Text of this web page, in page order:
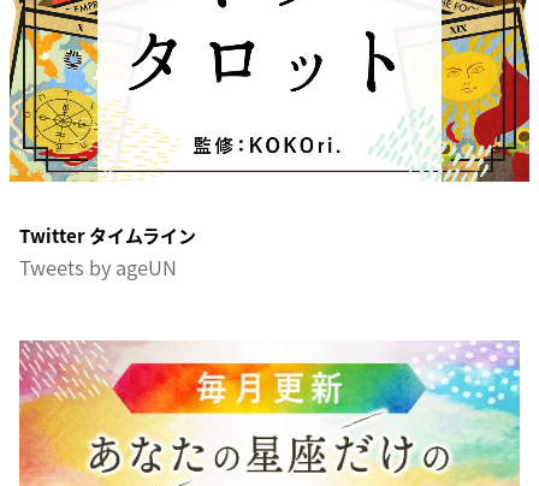
Twitter タイムライン
Tweets by ageUN